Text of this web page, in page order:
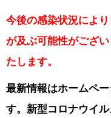
今後の感染状況によ
が及ぶ可能性がござ
たします。
最新情報はホームペ
す。新型コロナウイ